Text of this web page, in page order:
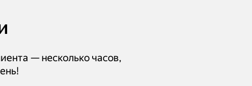
— несколько часов,